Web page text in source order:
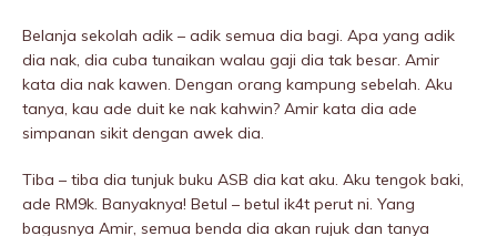
Belanja sekolah adik – adik semua dia bagi. Apa yang adik
dia nak, dia cuba tunaikan walau gaji dia tak besar. Amir
kata dia nak kawen. Dengan orang kampung sebeIah. Aku
tanya, kau ade duit ke nak kahwin? Amir kata dia ade
simpanan sikit dengan awek dia.
Tiba – tiba dia tunjuk buku ASB dia kat aku. Aku tengok baki,
ade RM9k. Banyaknya! Betul – betul ik4t perut ni. Yang
bagusnya Amir, semua benda dia akan rujuk dan tanya